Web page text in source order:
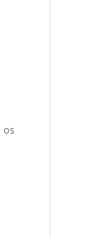
os